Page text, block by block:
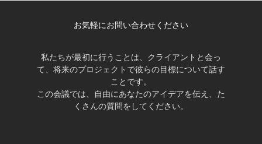
お気軽にお問い合わせください
私たちが最初に行うことは、クライアントと会っ
て、将来のプロジェクトで彼らの目標について話す
ことです。
この会議では、自由にあなたのアイデアを伝え、た
くさんの質問をしてください。